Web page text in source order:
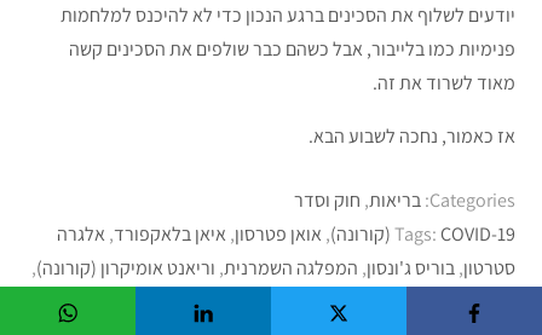
יודעים לשלוף את הסכינים ברגע הנכון כדי לא להיכנס למלחמות
פנימיות כמו בלייבור, אבל כשהם כבר שולפים את הסכינים קשה
מאוד לשרוד את זה.
אז כאמור, נחכה לשבוע הבא.
Categories: בריאות, חוק וסדר
Tags:COVID-19 (קורונה) , אואן פטרסון, איאן בלאקפורד, אלגרה
סטרטון,בוריס ג'ונסון, המפלגה השמרנית, וריאנט אומיקרון (קורונה),
חג המולד
קיר סטארמר